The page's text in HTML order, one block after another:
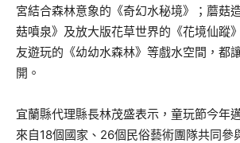
宮結合森林意象的《奇幻水秘境》；蘑菇
菇噴泉》及放大版花草世界的《花境仙蹤
友遊玩的《幼幼水森林》等戲水空間，都
開。
宜蘭縣代理縣長林茂盛表示，童玩節今年
來自18個國家、26個民俗藝術團隊共同參